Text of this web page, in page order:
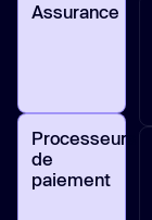
Assurance
Processeurs
de
paiement